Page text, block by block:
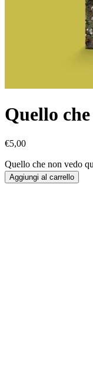
Quello
€5,00
Quello che non vedo
Aggiungi al carrello